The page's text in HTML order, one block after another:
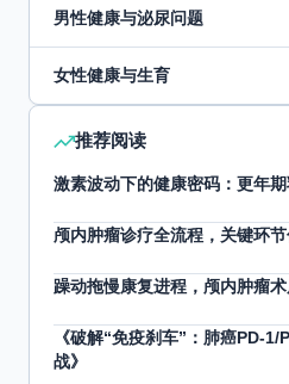
男性健康与泌尿问题
女性健康与生育
推荐阅读
激素波动下的健康密码：更年
颅内肿瘤诊疗全流程，关键环
躁动拖慢康复进程，颅内肿瘤
《破解“免疫刹车”：肺癌PD-
战》